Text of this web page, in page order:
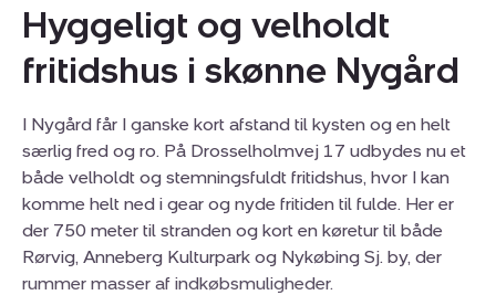
Hyggeligt og velholdt
fritidshus i skønne Nygård
I Nygård får I ganske kort afstand til kysten og en helt
særlig fred og ro. På Drosselholmvej 17 udbydes nu et
både velholdt og stemningsfuldt fritidshus, hvor I kan
komme helt ned i gear og nyde fritiden til fulde. Her er
der 750 meter til stranden og kort en køretur til både
Rørvig, Anneberg Kulturpark og Nykøbing Sj. by, der
rummer masser af indkøbsmuligheder.